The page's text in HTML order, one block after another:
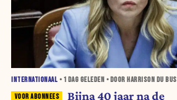
INTERNATIONAAL • 1 DAG GELEDEN • DOOR HARRISON DU BUS
Bijna 40 jaar na de